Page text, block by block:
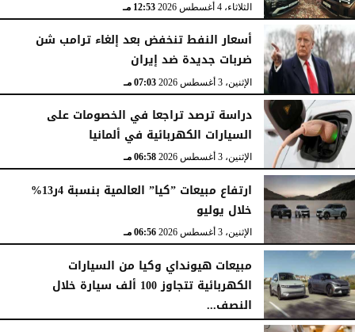
الثلاثاء، 4 أغسطس 2026 12:53 مـ
أسعار النفط تنخفض بعد إلغاء ترامب شن
ضربات جديدة ضد إيران
الإثنين، 3 أغسطس 2026 07:03 مـ
دراسة ترصد تراجعا في الخصومات على
السيارات الكهربائية في ألمانيا
الإثنين، 3 أغسطس 2026 06:58 مـ
ارتفاع مبيعات ”كيا” العالمية بنسبة 4ر13%
خلال يوليو
الإثنين، 3 أغسطس 2026 06:56 مـ
مبيعات هيونداي وكيا من السيارات
الكهربائية تتجاوز 100 ألف سيارة خلال
النصف...
الأحد، 2 أغسطس 2026 06:17 مـ